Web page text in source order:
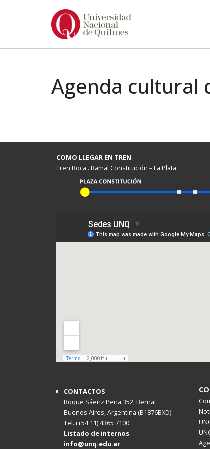
Agenda cultural
COMO LLEGAR EN TREN
Tren Roca . Ramal Constitución – La Plata
CONTACTOS
Roque Sáenz Peña 352, Bernal
Buenos Aires, Argentina (B1876BXD)
Tel. (+54 11) 4365 7100
Listado de internos
info@unq.edu.ar